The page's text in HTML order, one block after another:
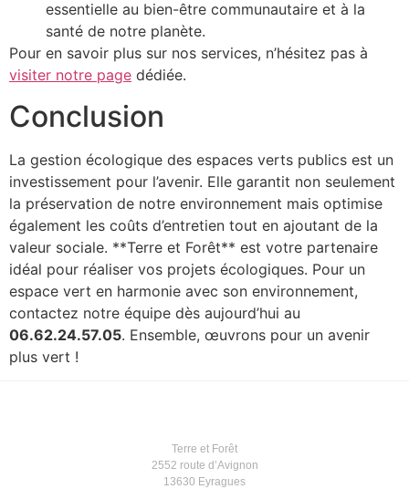
essentielle au bien-être communautaire et à la
santé de notre planète.
Pour en savoir plus sur nos services, n’hésitez pas à
visiter notre page dédiée.
Conclusion
La gestion écologique des espaces verts publics est un
investissement pour l’avenir. Elle garantit non seulement
la préservation de notre environnement mais optimise
également les coûts d’entretien tout en ajoutant de la
valeur sociale. **Terre et Forêt** est votre partenaire
idéal pour réaliser vos projets écologiques. Pour un
espace vert en harmonie avec son environnement,
contactez notre équipe dès aujourd’hui au
06.62.24.57.05. Ensemble, œuvrons pour un avenir
plus vert !
Terre et Forêt
2552 route d’Avignon
13630 Eyragues